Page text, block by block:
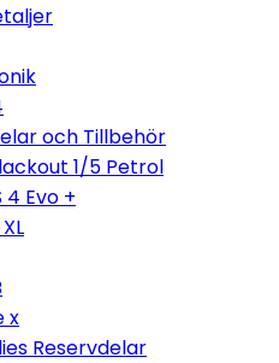
och Tillbehör
1/5 Petrol
4 Evo +
x
Reservdelar